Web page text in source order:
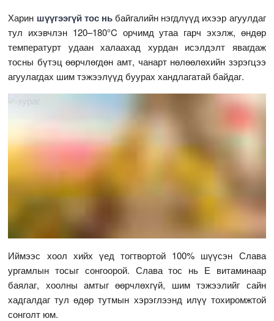
Харин шүүгээгүй тос ньбайгалийн нэгдлүүд ихээр агуулдаг
тул ихэвчлэн 120–180°C орчимд утаа гарч эхэлж, өндөр
температурт удаан халаахад хурдан исэлдэлт явагдаж
тосны бүтэц өөрчлөгдөн амт, чанарт нөлөөлөхийн зэрэгцээ
агуулагдах шим тэжээлүүд буурах хандлагатай байдаг.
Иймээс хоол хийх үед тогтвортой 100% шүүсэн Слава
ургамлын тосыг сонгоорой. Слава тос нь Е витаминаар
баялаг, хоолны амтыг өөрчлөхгүй, шим тэжээлийг сайн
хадгалдаг тул өдөр тутмын хэрэглээнд илүү тохиромжтой
сонголт юм.